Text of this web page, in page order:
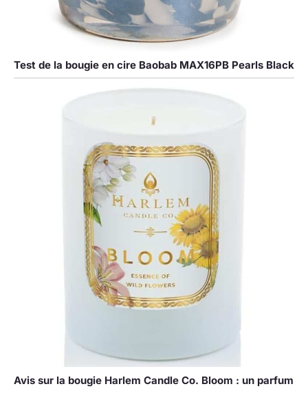
Test de la bougie en cire Baobab MAX16PB Pearls Black
Avis sur la bougie Harlem Candle Co. Bloom : un parfum